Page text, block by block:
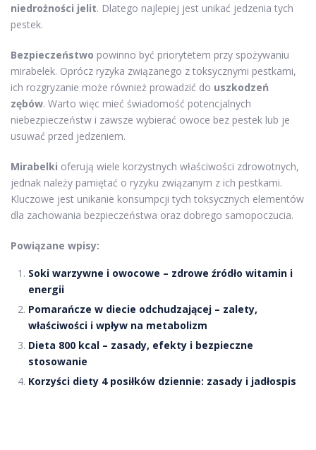
niedrożności jelit. Dlatego najlepiej jest unikać jedzenia tych
pestek.
Bezpieczeństwo powinno być priorytetem przy spożywaniu
mirabelek. Oprócz ryzyka związanego z toksycznymi pestkami,
ich rozgryzanie może również prowadzić do uszkodzeń
zębów. Warto więc mieć świadomość potencjalnych
niebezpieczeństw i zawsze wybierać owoce bez pestek lub je
usuwać przed jedzeniem.
Mirabelki oferują wiele korzystnych właściwości zdrowotnych,
jednak należy pamiętać o ryzyku związanym z ich pestkami.
Kluczowe jest unikanie konsumpcji tych toksycznych elementów
dla zachowania bezpieczeństwa oraz dobrego samopoczucia.
Powiązane wpisy:
Soki warzywne i owocowe – zdrowe źródło witamin i
energii
Pomarańcze w diecie odchudzającej – zalety,
właściwości i wpływ na metabolizm
Dieta 800 kcal – zasady, efekty i bezpieczne
stosowanie
Korzyści diety 4 posiłków dziennie: zasady i jadłospis